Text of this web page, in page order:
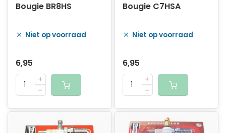
Bougie BR8HS
Niet op voorraad
6,95
Bougie C7HSA
Niet op voorraad
6,95